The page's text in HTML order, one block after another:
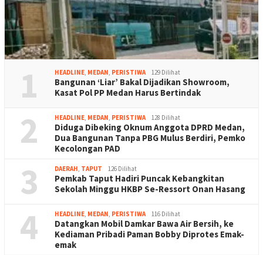
1 HEADLINE, MEDAN, PERISTIWA 129 Dilihat
Bangunan ‘Liar’ Bakal Dijadikan Showroom,
Kasat Pol PP Medan Harus Bertindak
2 HEADLINE, MEDAN, PERISTIWA 128 Dilihat
Diduga Dibeking Oknum Anggota DPRD Medan,
Dua Bangunan Tanpa PBG Mulus Berdiri, Pemko
Kecolongan PAD
3 DAERAH, TAPUT 126 Dilihat
Pemkab Taput Hadiri Puncak Kebangkitan
Sekolah Minggu HKBP Se-Ressort Onan Hasang
4 HEADLINE, MEDAN, PERISTIWA 116 Dilihat
Datangkan Mobil Damkar Bawa Air Bersih, ke
Kediaman Pribadi Paman Bobby Diprotes Emak-
emak